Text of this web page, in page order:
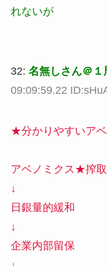
れないが
32: 名無しさん＠１
09:09:59.22
★分かりやすいア
アベノミクス★搾
↓
日銀量的緩和
↓
企業内部留保